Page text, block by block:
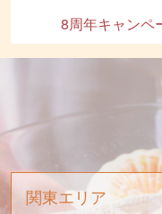
8周年キャン
関東エリア